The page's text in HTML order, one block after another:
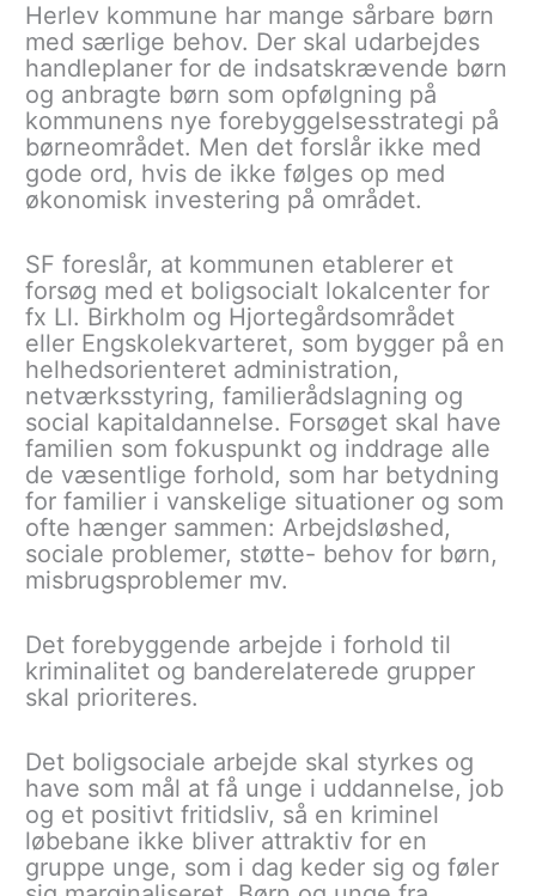
Herlev kommune har mange sårbare børn
med særlige behov. Der skal udarbejdes
handleplaner for de indsatskrævende børn
og anbragte børn som opfølgning på
kommunens nye forebyggelsesstrategi på
børneområdet. Men det forslår ikke med
gode ord, hvis de ikke følges op med
økonomisk investering på området.
SF foreslår, at kommunen etablerer et
forsøg med et boligsocialt lokalcenter for
fx Ll. Birkholm og Hjortegårdsområdet
eller Engskolekvarteret, som bygger på en
helhedsorienteret administration,
netværksstyring, familierådslagning og
social kapitaldannelse. Forsøget skal have
familien som fokuspunkt og inddrage alle
de væsentlige forhold, som har betydning
for familier i vanskelige situationer og som
ofte hænger sammen: Arbejdsløshed,
sociale problemer, støtte- behov for børn,
misbrugsproblemer mv.
Det forebyggende arbejde i forhold til
kriminalitet og banderelaterede grupper
skal prioriteres.
Det boligsociale arbejde skal styrkes og
have som mål at få unge i uddannelse, job
og et positivt fritidsliv, så en kriminel
løbebane ikke bliver attraktiv for en
gruppe unge, som i dag keder sig og føler